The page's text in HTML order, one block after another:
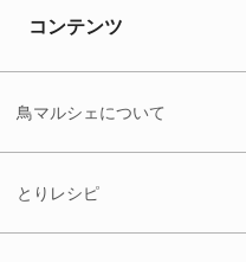
コンテンツ
鳥マルシェについて
とりレシピ